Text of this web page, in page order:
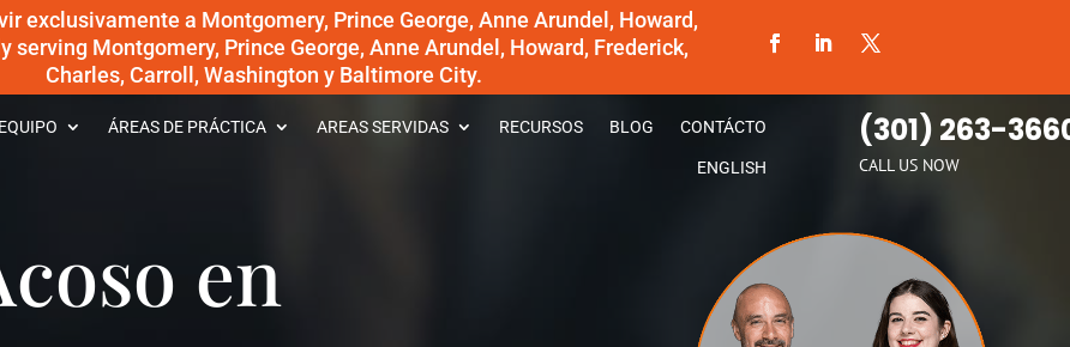
exclusivamente a Montgomery, Prince George, Anne Arundel, Howard,
serving Montgomery, Prince George, Anne Arundel, Howard, Frederick,
Charles, Carroll, Washington y Baltimore City.
ÁREAS DE PRÁCTICA AREAS SERVIDAS RECURSOS BLOG CONTÁCTO
ENGLISH
(301) 263-
CALL US NOW
en